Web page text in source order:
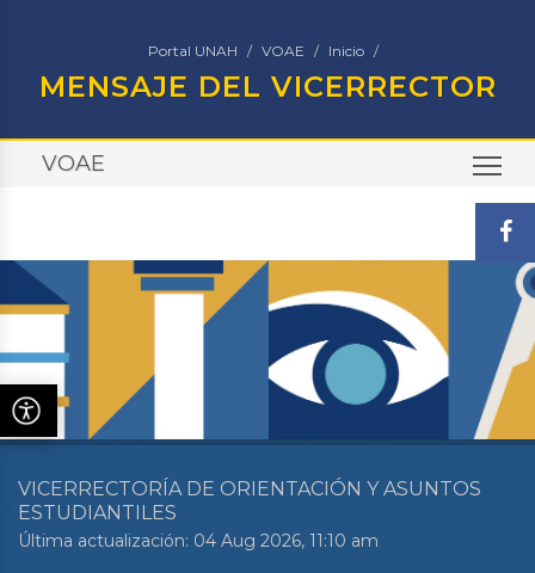
Portal UNAH VOAE Inicio
MENSAJE DEL VICERRECTOR
VOAE
VICERRECTORÍA DE ORIENTACIÓN Y ASUNTOS
ESTUDIANTILES
Última actualización: 04 Aug 2026, 11:10 am